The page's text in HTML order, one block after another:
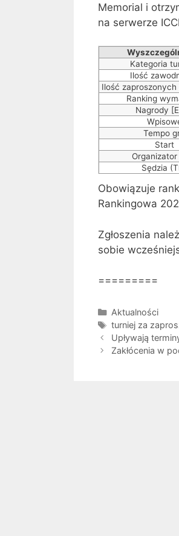
Memorial i
na serwerze
Kategoria
Ilość
Ilość
Ranking
Nagrody
Tempo
Start
Organizator
Sędzia
Obowiązuje
Rankingowa
Zgłoszenia
sobie
=========
Kategorie
Aktualności
Tagi
turniej za
Upływają
Zakłócenia w